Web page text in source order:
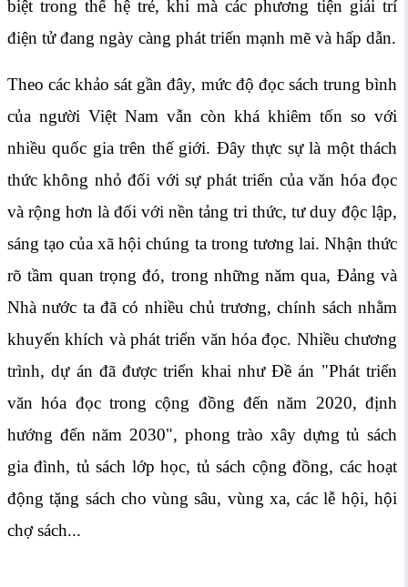
biệt trong thế hệ trẻ, khi mà các phương tiện giải trí
điện tử đang ngày càng phát triến mạnh mẽ và hấp dẫn.
Theo các khảo sát gần đây, mức độ đọc sách trung bình
của người Việt Nam vẫn còn khá khiêm tốn so với
nhiều quốc gia trên thế giới. Đây thực sự là một thách
thức không nhỏ đối với sự phát triển của văn hóa đọc
và rộng hơn là đối với nền tảng tri thức, tư duy độc lập,
sáng tạo của xã hội chúng ta trong tương lai. Nhận thức
rõ tầm quan trọng đó, trong những năm qua, Đảng và
Nhà nước ta đã có nhiều chủ trương, chính sách nhằm
khuyến khích và phát triển văn hóa đọc. Nhiều chương
trình, dự án đã được triển khai như Đề án "Phát triển
văn hóa đọc trong cộng đồng đến năm 2020, định
hướng đến năm 2030", phong trào xây dựng tủ sách
gia đình, tủ sách lớp học, tủ sách cộng đồng, các hoạt
động tặng sách cho vùng sâu, vùng xa, các lễ hội, hội
chợ sách...